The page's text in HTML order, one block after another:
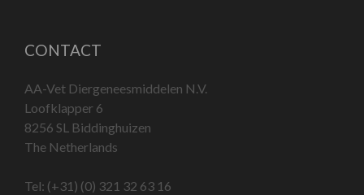
CONTACT
AA-Vet Diergeneesmiddelen N.V.
Loofklapper 6
8256 SL Biddinghuizen
The Netherlands
Tel: (+31) (0) 321 32 63 16